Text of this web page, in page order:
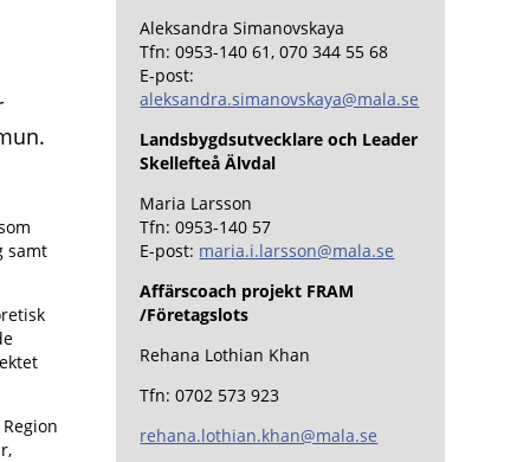
samt
Aleksandra Simanovskaya
Tfn: 0953-140 61, 070 344 55 68
E-post:
aleksandra.simanovskaya@mala.se
Landsbygdsutvecklare och Leader
Skellefteå Älvdal
Maria Larsson
Tfn: 0953-140 57
E-post: maria.i.larsson@mala.se
Affärscoach projekt FRAM
/Företagslots
Rehana Lothian Khan
Tfn: 0702 573 923
rehana.lothian.khan@mala.se